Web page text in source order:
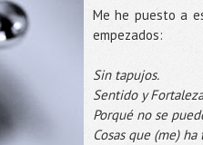
Me he puesto a
empezados:
Sin tapujos.
Sentido y
Porqué no se
Cosas que (me)